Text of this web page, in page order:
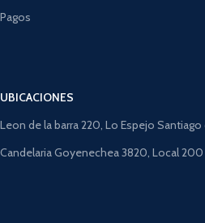
Pagos
UBICACIONES
Leon de la barra 220, Lo Espejo Santiago
Candelaria Goyenechea 3820, Local 200